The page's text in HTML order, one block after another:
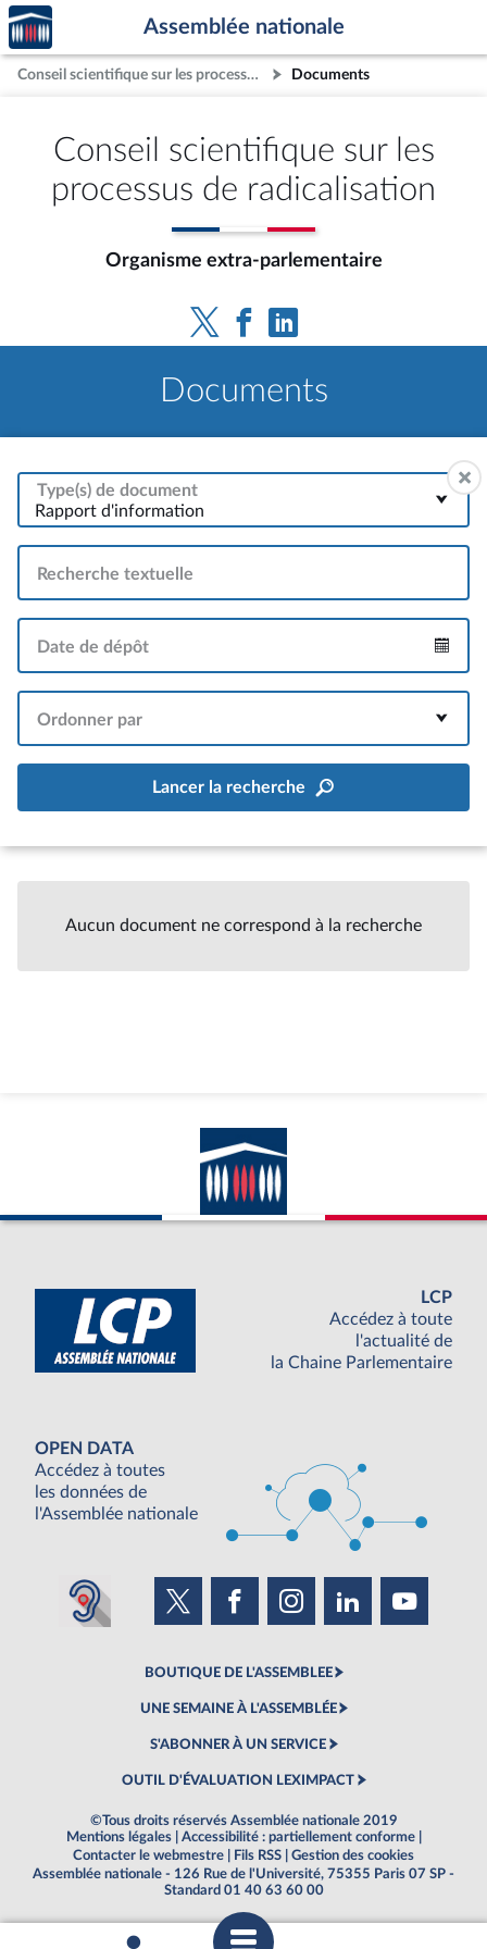
Aller au contenu
Aller en bas de la page
Accèder
à la
page
d'accueil
Assemblée nationale
Conseil scientifique sur les processus de radicalisation Documents
Conseil scientifique sur les
processus de radicalisation
Organisme extra-parlementaire
Documents
Type(s) de document
Rapport d'information
Recherche textuelle
Date de dépôt
Ordonner par
Lancer la recherche
Aucun document ne correspond à la recherche
LCP
Accédez à toute
l'actualité de
la Chaine Parlementaire
OPEN DATA
Accédez à toutes
les données de
l'Assemblée nationale
BOUTIQUE DE L'ASSEMBLEE
UNE SEMAINE À L'ASSEMBLÉE
S'ABONNER À UN SERVICE
OUTIL D'ÉVALUATION LEXIMPACT
©Tous droits réservés Assemblée nationale 2019
Mentions légales
Accessibilité : partiellement conforme
Contacter le webmestre
Fils RSS
Gestion des cookies
Assemblée nationale - 126 Rue de l'Université, 75355 Paris 07 SP -
Standard 01 40 63 60 00